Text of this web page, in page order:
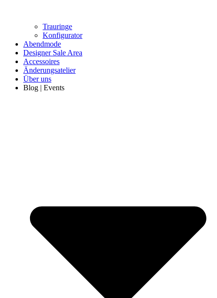
Trauringe
Konfigurator
Abendmode
Designer Sale Area
Accessoires
Änderungsatelier
Über uns
Blog | Events